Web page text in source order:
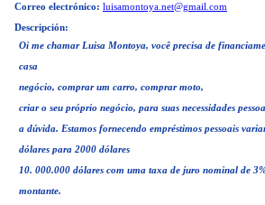
Correo electrónico: luisamontoya.net@gmail.com
Descripción:
Oi me chamar Luisa Montoya, você precisa de
casa
negócio, comprar um carro, comprar moto,
criar o seu próprio negócio, para suas necessidades
a dúvida. Estamos fornecendo empréstimos pessoais
dólares para 2000 dólares
10. 000.000 dólares com uma taxa de juro nominal de
montante.